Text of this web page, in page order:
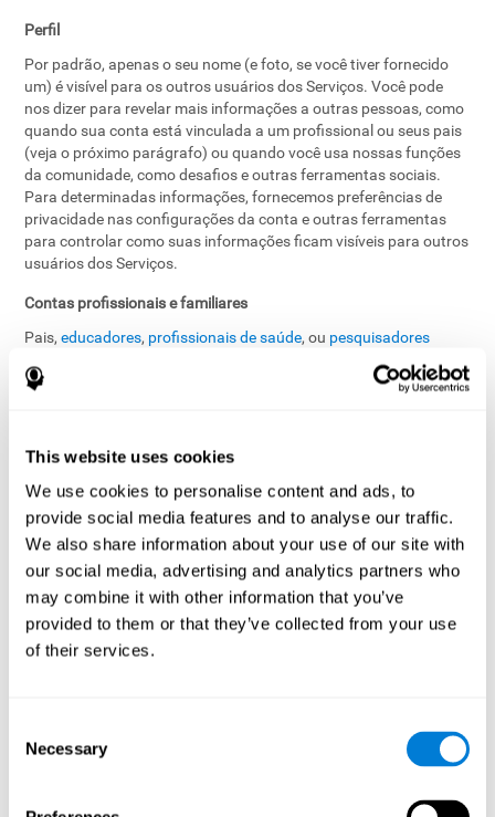
This website uses cookies
We use cookies to personalise content and ads, to
provide social media features and to analyse our traffic.
We also share information about your use of our site with
our social media, advertising and analytics partners who
may combine it with other information that you’ve
provided to them or that they’ve collected from your use
of their services.
Selection
Necessary
Perfil
Por padrão, apenas o seu nome (e foto, se você tiver fornecido
um) é visível para os outros usuários dos Serviços. Você pode
nos dizer para revelar mais informações a outras pessoas, como
quando sua conta está vinculada a um profissional ou seus pais
(veja o próximo parágrafo) ou quando você usa nossas funções
da comunidade, como desafios e outras ferramentas sociais.
Para determinadas informações, fornecemos preferências de
privacidade nas configurações da conta e outras ferramentas
para controlar como suas informações ficam visíveis para outros
usuários dos Serviços.
Contas profissionais e familiares
Pais, educadores, profissionais de saúde, ou pesquisadores
pessoais, como sua atividade cognitiva e resultados. Solicitamos
privacidade em configurações da conta e outras ferramentas
Programas patrocinados pelo empregador
Em determinados casos, o acesso aos Serviços pode ser
patrocinado por um empregador, organização, seguradora,
instituição de ensino ou outra entidade terceira (“Patrocinador”).
Funções do Controlador de Dados
Em programas patrocinados pelo empregador que operam sob
O Patrocinador recebe apenas informações estatísticas
identificáveis de desempenho cognitivo.